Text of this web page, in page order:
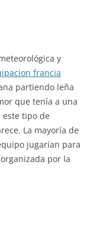
y
francia
partiendo leña
que tenía a una
tipo de
La mayoría de
jugarían para
por la